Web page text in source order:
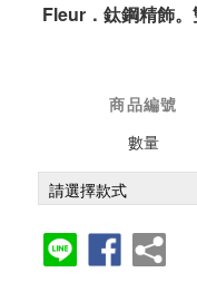
Fleur．鈦鋼精飾
商品編號
數量